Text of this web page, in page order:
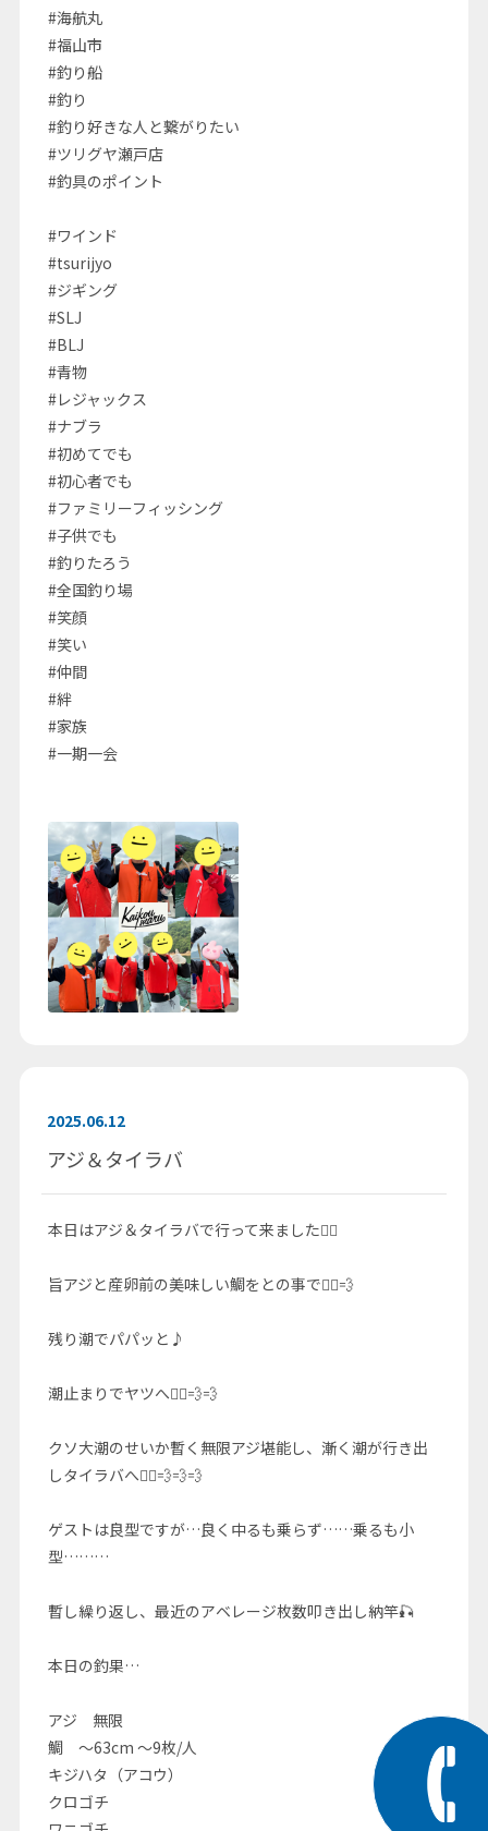
#海航丸
#福山市
#釣り船
#釣り
#釣り好きな人と繋がりたい
#ツリグヤ瀬戸店
#釣具のポイント
#ワインド
#tsurijyo
#ジギング
#SLJ
#BLJ
#青物
#レジャックス
#ナブラ
#初めてでも
#初心者でも
#ファミリーフィッシング
#子供でも
#釣りたろう
#全国釣り場
#笑顔
#笑い
#仲間
#絆
#家族
#一期一会
2025.06.12
アジ＆タイラバ
本日はアジ＆タイラバで行って来ました🚣‍♀️
旨アジと産卵前の美味しい鯛をとの事で🚣‍♀️💨
残り潮でパパッと♪
潮止まりでヤツへ🚣‍♀️💨💨
クソ大潮のせいか暫く無限アジ堪能し、漸く潮が行き出
しタイラバへ🚣‍♀️💨💨💨
ゲストは良型ですが…良く中るも乗らず……乗るも小
型………
暫し繰り返し、最近のアベレージ枚数叩き出し納竿🎣
本日の釣果…
アジ 無限
鯛 〜63cm 〜9枚/人
キジハタ（アコウ）
クロゴチ